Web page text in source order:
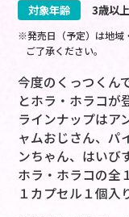
対象年齢
3歳以上
※発売日（予定）は地域
ご了承ください。
今度のくっつくん
とホラ・ホラコが
ラインナップはア
ャムおじさん、パ
ンちゃん、はいび
ホラ・ホラコの全
１カプセル１個入